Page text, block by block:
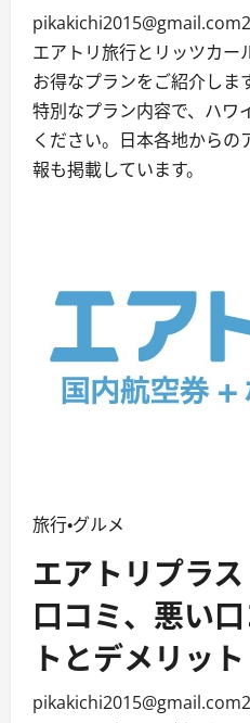
pikakichi2015@gmail.com
エアトリ旅行とリッツカー
お得なプランをご紹介しま
特別なプラン内容で、ハワ
ください。日本各地から
報も掲載しています。
旅行・グルメ
エアトリプラ
口コミ、悪い
トとデメリッ
pikakichi2015@gmail.com